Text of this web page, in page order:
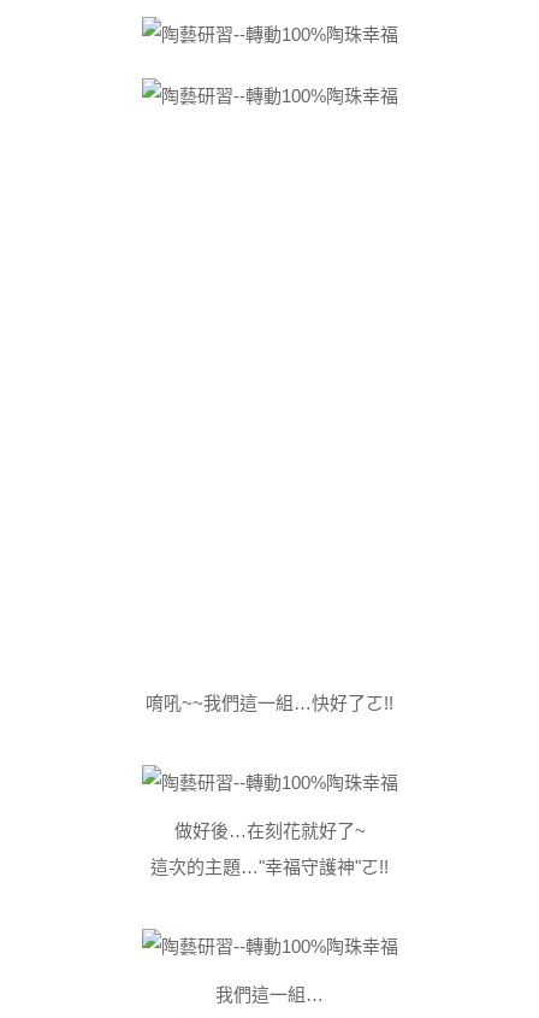
唷吼~~我們這一組…快好了ㄛ!!
做好後…在刻花就好了~
這次的主題…"幸福守護神"ㄛ!!
我們這一組…